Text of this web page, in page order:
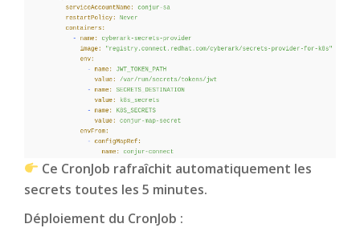
Ce CronJob rafraîchit automatiquement les
secrets toutes les 5 minutes.
Déploiement du CronJob :